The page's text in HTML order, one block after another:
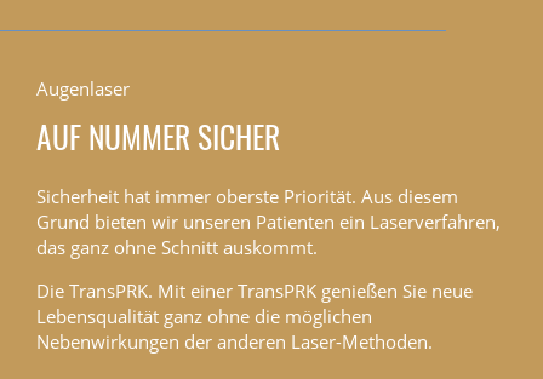
Augenlaser
AUF NUMMER SICHER
Sicherheit hat immer oberste Priorität. Aus diesem
Grund bieten wir unseren Patienten ein Laserverfahren,
das ganz ohne Schnitt auskommt.
Die TransPRK. Mit einer TransPRK genießen Sie neue
Lebensqualität ganz ohne die möglichen
Nebenwirkungen der anderen Laser-Methoden.